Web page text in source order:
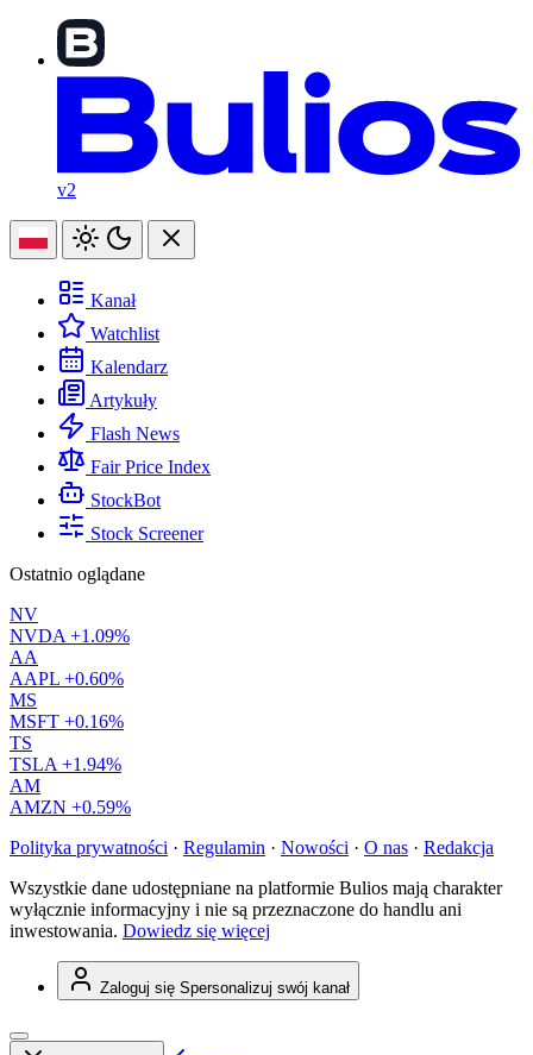
v2
Kanał
Watchlist
Kalendarz
Artykuły
Flash News
Fair Price Index
StockBot
Stock Screener
Ostatnio oglądane
NV
NVDA +1.09%
AA
AAPL +0.60%
MS
MSFT +0.16%
TS
TSLA +1.94%
AM
AMZN +0.59%
Polityka prywatności · Regulamin · Nowości · O nas · Redakcja
Wszystkie dane udostępniane na platformie Bulios mają charakter
wyłącznie informacyjny i nie są przeznaczone do handlu ani
inwestowania. Dowiedz się więcej
Zaloguj się Spersonalizuj swój kanał